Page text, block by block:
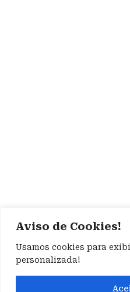
Aviso de Cookies!
Usamos cookies para
personalizada!